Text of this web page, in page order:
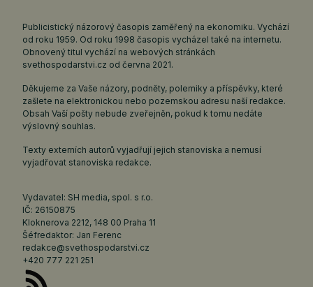
Publicistický názorový časopis zaměřený na ekonomiku. Vychází
od roku 1959. Od roku 1998 časopis vycházel také na internetu.
Obnovený titul vychází na webových stránkách
svethospodarstvi.cz od června 2021.
Děkujeme za Vaše názory, podněty, polemiky a příspěvky, které
zašlete na elektronickou nebo pozemskou adresu naší redakce.
Obsah Vaší pošty nebude zveřejněn, pokud k tomu nedáte
výslovný souhlas.
Texty externích autorů vyjadřují jejich stanoviska a nemusí
vyjadřovat stanoviska redakce.
Vydavatel: SH media, spol. s r.o.
IČ: 26150875
Kloknerova 2212, 148 00 Praha 11
Šéfredaktor: Jan Ferenc
redakce@svethospodarstvi.cz
+420 777 221 251